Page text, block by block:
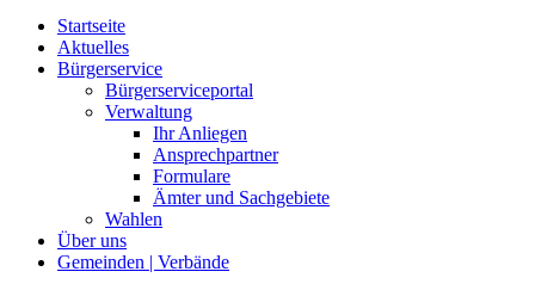
Startseite
Aktuelles
Bürgerservice
Bürgerserviceportal
Verwaltung
Ihr Anliegen
Ansprechpartner
Formulare
Ämter und Sachgebiete
Wahlen
Über uns
Gemeinden | Verbände